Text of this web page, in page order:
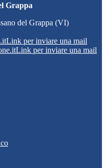
Grappa
del Grappa (VI)
Link per inviare una mail
Link per inviare una mail